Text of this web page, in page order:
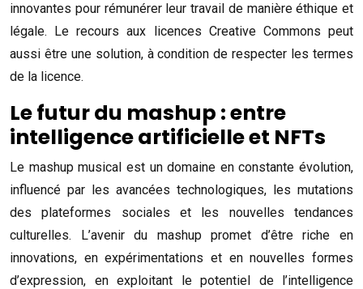
innovantes pour rémunérer leur travail de manière éthique et
légale. Le recours aux licences Creative Commons peut
aussi être une solution, à condition de respecter les termes
de la licence.
Le futur du mashup : entre
intelligence artificielle et NFTs
Le mashup musical est un domaine en constante évolution,
influencé par les avancées technologiques, les mutations
des plateformes sociales et les nouvelles tendances
culturelles. L’avenir du mashup promet d’être riche en
innovations, en expérimentations et en nouvelles formes
d’expression, en exploitant le potentiel de l’intelligence